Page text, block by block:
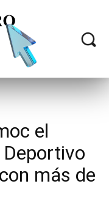
el
más de